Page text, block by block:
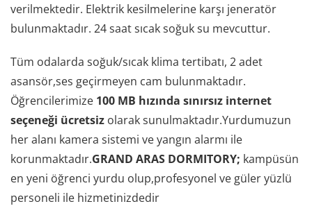
verilmektedir. Elektrik kesilmelerine karşı jeneratör
bulunmaktadır. 24 saat sıcak soğuk su mevcuttur.
Tüm odalarda soğuk/sıcak klima tertibatı, 2 adet
asansör,ses geçirmeyen cam bulunmaktadır.
Öğrencilerimize 100 MB hızında sınırsız internet
seçeneği ücretsiz olarak sunulmaktadır.Yurdumuzun
her alanı kamera sistemi ve yangın alarmı ile
korunmaktadır.GRAND ARAS DORMITORY; kampüsün
en yeni öğrenci yurdu olup,profesyonel ve güler yüzlü
personeli ile hizmetinizdedir